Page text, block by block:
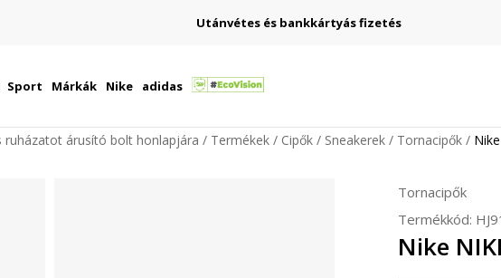
Utánvétes és bankkártyás fizetés
Sport Márkák Nike adidas
ruházatot árusító bolt honlapjára Termékek Cipők Sneakerek Tornacipők
Tornacipők
Termékkód:
Nike